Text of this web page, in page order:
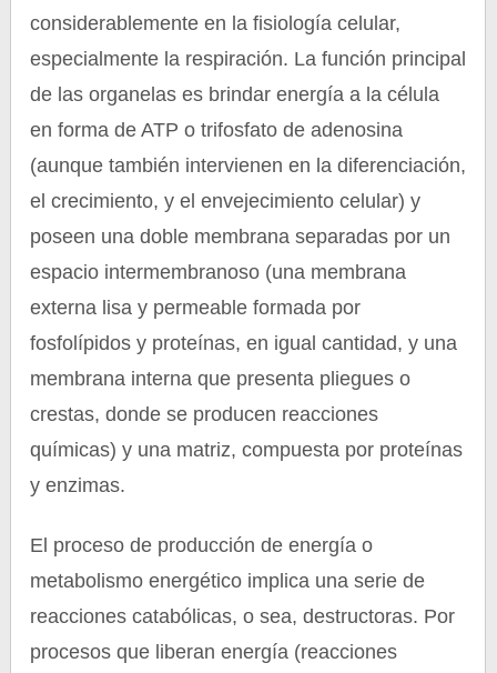
considerablemente en la fisiología celular,
especialmente la respiración. La función principal
de las organelas es brindar energía a la célula
en forma de ATP o trifosfato de adenosina
(aunque también intervienen en la diferenciación,
el crecimiento, y el envejecimiento celular) y
poseen una doble membrana separadas por un
espacio intermembranoso (una membrana
externa lisa y permeable formada por
fosfolípidos y proteínas, en igual cantidad, y una
membrana interna que presenta pliegues o
crestas, donde se producen reacciones
químicas) y una matriz, compuesta por proteínas
y enzimas.
El proceso de producción de energía o
metabolismo energético implica una serie de
reacciones catabólicas, o sea, destructoras. Por
procesos que liberan energía (reacciones